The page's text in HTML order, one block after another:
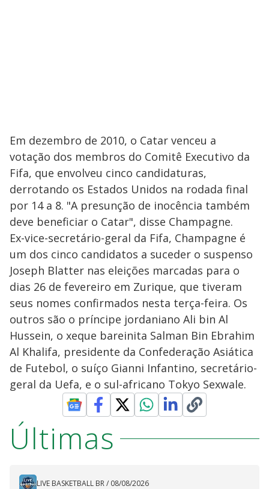
Em dezembro de 2010, o Catar venceu a
votação dos membros do Comitê Executivo da
Fifa, que envolveu cinco candidaturas,
derrotando os Estados Unidos na rodada final
por 14 a 8. "A presunção de inocência também
deve beneficiar o Catar", disse Champagne.
Ex-vice-secretário-geral da Fifa, Champagne é
um dos cinco candidatos a suceder o suspenso
Joseph Blatter nas eleições marcadas para o
dias 26 de fevereiro em Zurique, que tiveram
seus nomes confirmados nesta terça-feira. Os
outros são o príncipe jordaniano Ali bin Al
Hussein, o xeque bareinita Salman Bin Ebrahim
Al Khalifa, presidente da Confederação Asiática
de Futebol, o suíço Gianni Infantino, secretário-
geral da Uefa, e o sul-africano Tokyo Sexwale.
Últimas
LIVE BASKETBALL BR/ 08/08/2026